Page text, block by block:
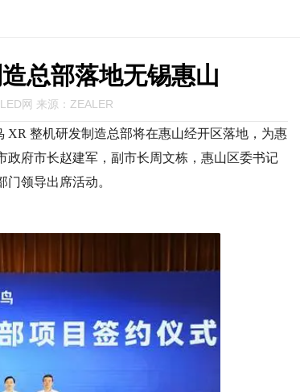
总部落地无锡惠山
网 来源：ZEALER
XR 整机研发制造总部将在惠山经开区落地，为惠
府市长赵建军，副市长周文栋，惠山区委书记
领导出席活动。